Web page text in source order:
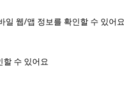
일 웹/앱 정보를 확인할 수 있어요
할 수 있어요